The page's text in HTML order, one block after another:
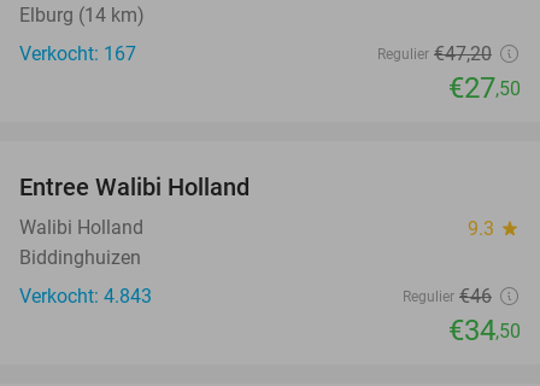
Elburg (14 km)
Verkocht: 167
Regulier €47,20
€27,50
Entree Walibi Holland
Walibi Holland 9.3 star
Biddinghuizen
Verkocht: 4.843
Regulier €46
€34,50